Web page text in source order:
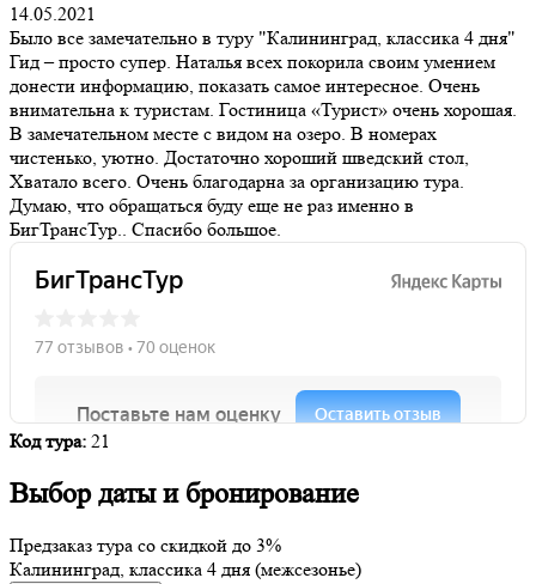
14.05.2021
Было все замечательно в туру "Калининград, классика 4 дня"
Гид – просто супер. Наталья всех покорила своим умением
донести информацию, показать самое интересное. Очень
внимательна к туристам. Гостиница «Турист» очень хорошая.
В замечательном месте с видом на озеро. В номерах
чистенько, уютно. Достаточно хороший шведский стол,
Хватало всего. Очень благодарна за организацию тура.
Думаю, что обращаться буду еще не раз именно в
БигТрансТур.. Спасибо большое.
Код тура: 21
Выбор даты и бронирование
Предзаказ тура со скидкой до 3%
Калининград, классика 4 дня (межсезонье)